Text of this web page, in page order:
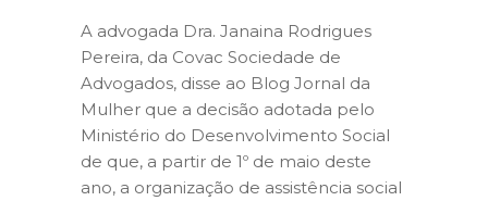
A advogada Dra. Janaina Rodrigues
Pereira, da Covac Sociedade de
Advogados, disse ao Blog Jornal da
Mulher que a decisão adotada pelo
Ministério do Desenvolvimento Social
de que, a partir de 1º de maio deste
ano, a organização de assistência social